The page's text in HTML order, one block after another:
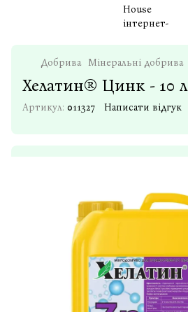
Добрива Мінеральні добрива
Хелатин® Цинк - 10 л
Артикул: 011327 Написати відгук